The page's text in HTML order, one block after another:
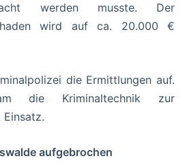
werden musste. Der
wird auf ca. 20.000 €
die Ermittlungen auf.
die Kriminaltechnik zur
Einsatz.
aufgebrochen